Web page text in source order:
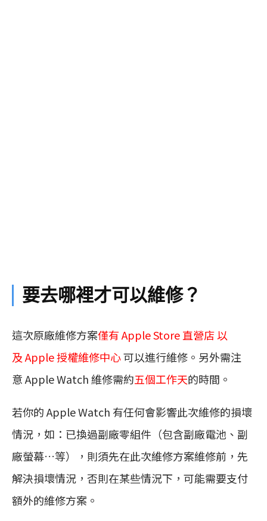
要去哪裡才可以維修？
這次原廠維修方案僅有 Apple Store 直營店 以
及 Apple 授權維修中心可以進行維修。另外需注
意 Apple Watch 維修需約五個工作天的時間。
若你的 Apple Watch 有任何會影響此次維修的損壞
情況，如：已換過副廠零組件（包含副廠電池、副
廠螢幕…等），則須先在此次維修方案維修前，先
解決損壞情況，否則在某些情況下，可能需要支付
額外的維修方案。